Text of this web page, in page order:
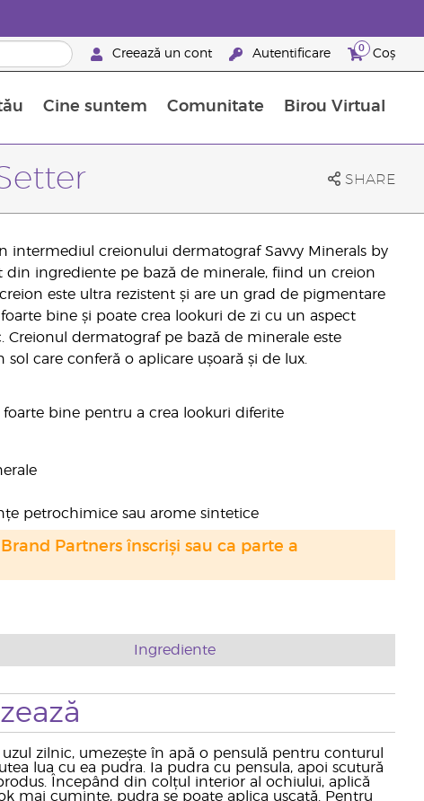
Creează un cont Autentificare 0 Coș
Cine suntem Comunitate Birou Virtual
SHARE
intermediul creionului dermatograf Savvy Minerals by
din ingrediente pe bază de minerale, fiind un creion
este ultra rezistent și are un grad de pigmentare
bine și poate crea lookuri de zi cu un aspect
dermatograf pe bază de minerale este
care conferă o aplicare ușoară și de lux.
bine pentru a crea lookuri diferite
petrochimice sau arome sintetice
Partners înscriși sau ca parte a
Ingrediente
zilnic, umezește în apă o pensulă pentru conturul
lua cu ea pudra. Ia pudra cu pensula, apoi scutură
Începând din colțul interior al ochiului, aplică
mai cuminte, pudra se poate aplica uscată. Pentru